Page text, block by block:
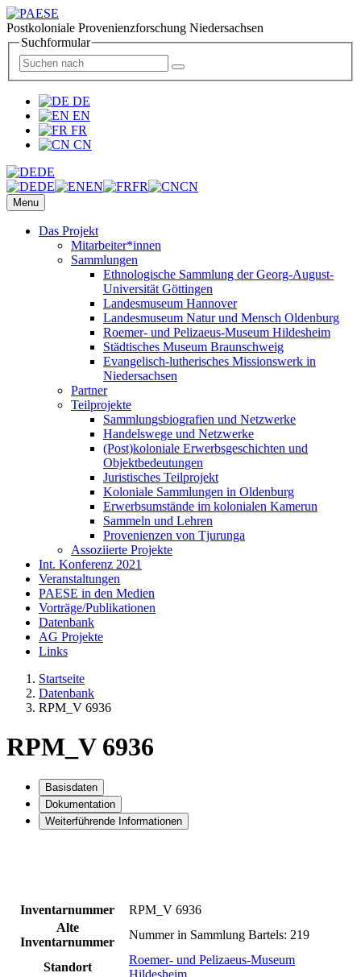
Postkoloniale Provenienzforschung Niedersachsen
Suchformular
DE
EN
FR
CN
DE
DE
EN FR CN
Menu
Das Projekt
Mitarbeiter*innen
Sammlungen
Ethnologische Sammlung der Georg-August-
Universität Göttingen
Landesmuseum Hannover
Landesmuseum Natur und Mensch Oldenburg
Roemer- und Pelizaeus-Museum Hildesheim
Städtisches Museum Braunschweig
Evangelisch-lutherisches Missionswerk in
Niedersachsen
Partner
Teilprojekte
Sammlungsbiografien und Netzwerke
Handelswege und Netzwerke
(Post)koloniale Erwerbsgeschichten und
Objektbedeutungen
Juristisches Teilprojekt
Koloniale Sammlungen in Oldenburg
Erwerbsumstände im kolonialen Kamerun
Sammeln und Lehren
Provenienzen von Tjurunga
Assoziierte Projekte
Int. Konferenz 2021
Veranstaltungen
PAESE in den Medien
Vorträge/Publikationen
Datenbank
AG Projekte
Links
Startseite
Datenbank
RPM_V 6936
RPM_V 6936
Basisdaten
Dokumentation
Weiterführende Informationen
Inventarnummer
RPM_V 6936
Alte
Inventarnummer
Nummer in Sammlung Bartels: 219
Standort
Roemer- und Pelizaeus-Museum